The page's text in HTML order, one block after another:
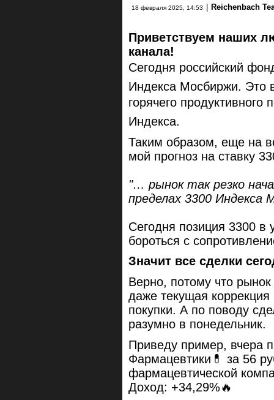
18 февраля 2025, 14:53 | Reichenbach
Приветствуем наших
канала!
Сегодня российский
Индекса Мосбиржи. Это
горячего
Индекса.
Таким образом, еще на
мой прогноз на ставку
"… рынок так резко
пределах 3300 Индекса
Сегодня позиция 3300 в
бороться с
Значит все сделки
Верно, потому что
даже текущая
покупки. А по поводу
разумно в понедельник.
Приведу пример, вчера
Фармацевтики💊 за 56
фармацевтической
Доход: +34,29%🔥